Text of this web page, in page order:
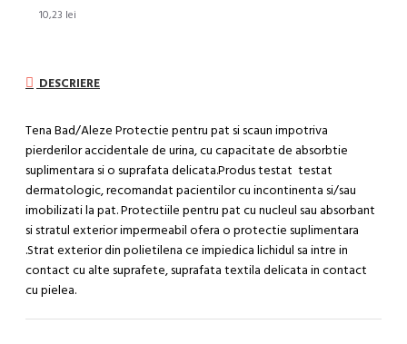
10,23 lei
DESCRIERE
Tena Bad/Aleze Protectie pentru pat si scaun impotriva
pierderilor accidentale de urina, cu capacitate de absorbtie
suplimentara si o suprafata delicata.Produs testat testat
dermatologic, recomandat pacientilor cu incontinenta si/sau
imobilizati la pat. Protectiile pentru pat cu nucleul sau absorbant
si stratul exterior impermeabil ofera o protectie suplimentara
.Strat exterior din polietilena ce impiedica lichidul sa intre in
contact cu alte suprafete, suprafata textila delicata in contact
cu pielea.